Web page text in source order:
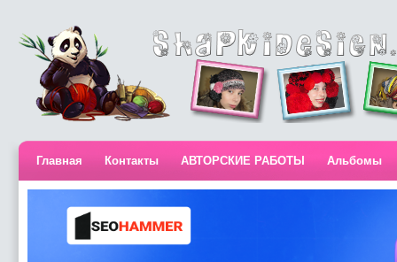
Главная Контакты АВТОРСКИЕ РАБОТЫ Альбомы